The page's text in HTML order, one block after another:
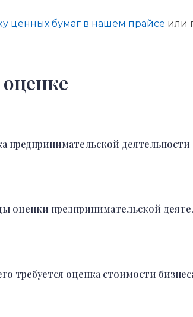
ценных бумаг в нашем прайсе или
предпринимательской деятельности
оценки предпринимательской
требуется оценка стоимости